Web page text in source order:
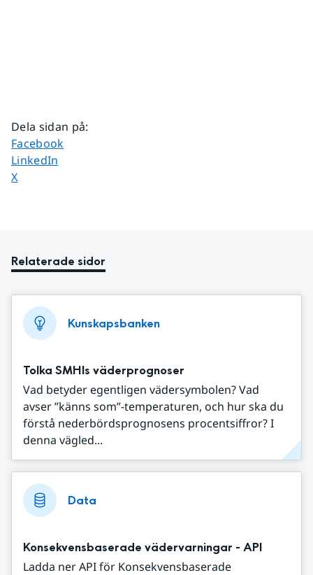
Dela sidan på:
Dela sidan på
Facebook
Dela sidan på
LinkedIn
Dela sidan på
X
Relaterade sidor
Kunskapsbanken
Tolka SMHIs väderprognoser
Vad betyder egentligen vädersymbolen? Vad
avser ”känns som”-temperaturen, och hur ska du
förstå nederbördsprognosens procentsiffror? I
denna vägled...
Data
Konsekvensbaserade vädervarningar - API
Ladda ner API för Konsekvensbaserade